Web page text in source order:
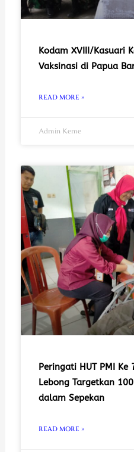
Kodam XVIII/Kasuari
Vaksinasi di Papua
READ MORE »
Admin Keme
Peringati HUT PMI Ke
Lebong Targetkan
dalam Sepekan
READ MORE »